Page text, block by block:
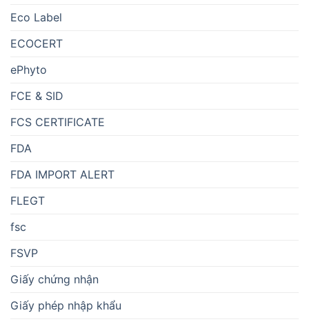
Eco Label
ECOCERT
ePhyto
FCE & SID
FCS CERTIFICATE
FDA
FDA IMPORT ALERT
FLEGT
fsc
FSVP
Giấy chứng nhận
Giấy phép nhập khẩu